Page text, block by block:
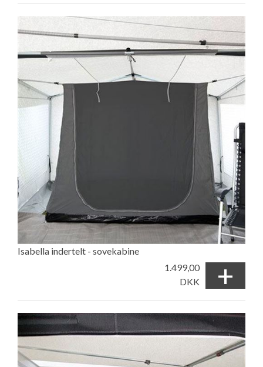
Isabella indertelt - sovekabine
1.499,00
DKK
+